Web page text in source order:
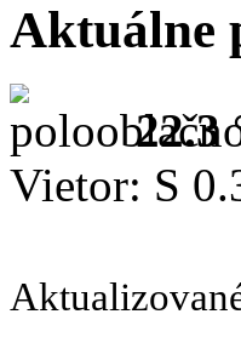
Aktuálne
22.3
Vietor: S